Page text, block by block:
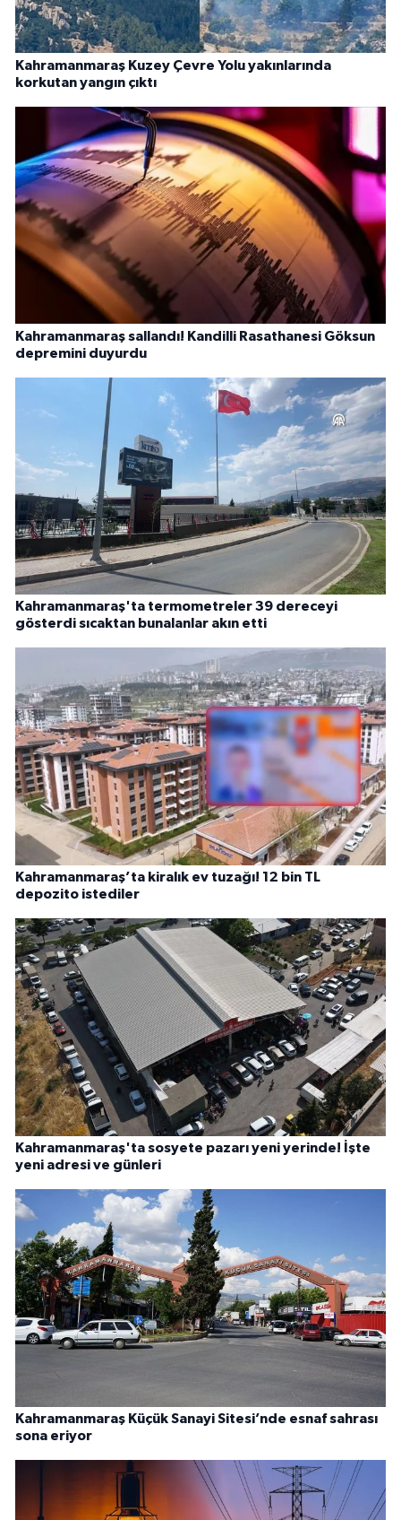
Kahramanmaraş Kuzey Çevre Yolu yakınlarında
korkutan yangın çıktı
Kahramanmaraş sallandı! Kandilli Rasathanesi Göksun
depremini duyurdu
Kahramanmaraş'ta termometreler 39 dereceyi
gösterdi sıcaktan bunalanlar akın etti
Kahramanmaraş’ta kiralık ev tuzağı! 12 bin TL
depozito istediler
Kahramanmaraş'ta sosyete pazarı yeni yerinde! İşte
yeni adresi ve günleri
Kahramanmaraş Küçük Sanayi Sitesi’nde esnaf sahrası
sona eriyor